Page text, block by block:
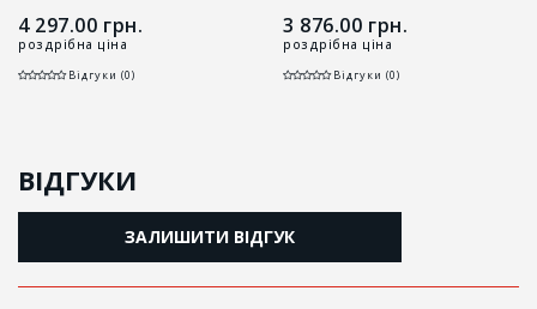
4 297.00 грн.
роздрібна ціна
Відгуки (0)
3 876.00 грн.
роздрібна ціна
Відгуки (0)
ВІДГУКИ
ЗАЛИШИТИ ВІДГУК